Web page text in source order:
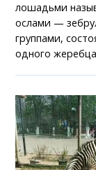
лошадьми
ослами —
группами,
одного